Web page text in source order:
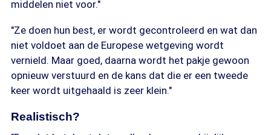
middelen niet voor."
"Ze doen hun best, er wordt gecontroleerd en wat dan
niet voldoet aan de Europese wetgeving wordt
vernield. Maar goed, daarna wordt het pakje gewoon
opnieuw verstuurd en de kans dat die er een tweede
keer wordt uitgehaald is zeer klein."
Realistisch?